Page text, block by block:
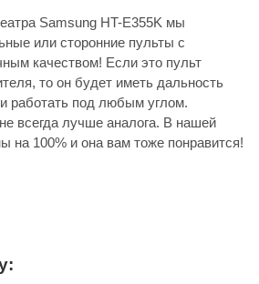
Samsung HT-E355K мы
или сторонние пульты с
качеством! Если это пульт
то он будет иметь дальность
работать под любым углом.
всегда лучше аналога. В нашей
на 100% и она вам тоже понравится!